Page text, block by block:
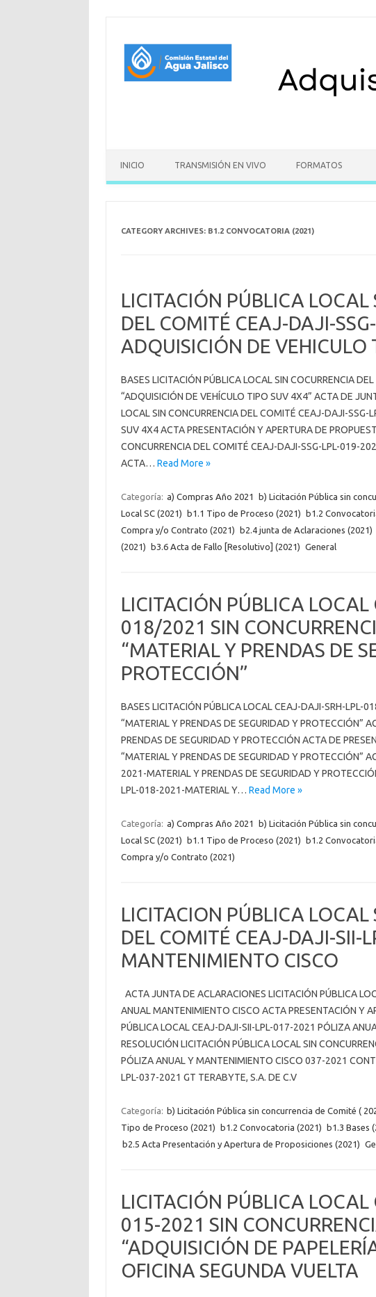
INICIO TRANSMISIÓN EN VIVO FORMATOS
CATEGORY ARCHIVES: B1.2 CONVOCATORIA (2021)
LICITACIÓN PÚBLICA LOCAL
DEL COMITÉ CEAJ-DAJI-
ADQUISICIÓN DE VEHICULO
BASES LICITACIÓN PÚBLICA LOCAL SIN COCURRENCIA
“ADQUISICIÓN DE VEHÍCULO TIPO SUV 4X4” ACTA DE
LOCAL SIN CONCURRENCIA DEL COMITÉ CEAJ-DAJI-
SUV 4X4 ACTA PRESENTACIÓN Y APERTURA DE
CONCURRENCIA DEL COMITÉ CEAJ-DAJI-SSG-LPL-019-
ACTA… Read More »
Categoría: a) Compras Año 2021 b) Licitación Pública sin
Local SC (2021) b1.1 Tipo de Proceso (2021) b1.2
Compra y/o Contrato (2021) b2.4 junta de Aclaraciones (2021)
(2021) b3.6 Acta de Fallo [Resolutivo] (2021) General
LICITACIÓN PÚBLICA
018/2021 SIN
“MATERIAL Y PRENDAS DE
PROTECCIÓN”
BASES LICITACIÓN PÚBLICA LOCAL CEAJ-DAJI-SRH-LPL-
“MATERIAL Y PRENDAS DE SEGURIDAD Y PROTECCIÓN”
PRENDAS DE SEGURIDAD Y PROTECCIÓN ACTA DE
“MATERIAL Y PRENDAS DE SEGURIDAD Y PROTECCIÓN”
2021-MATERIAL Y PRENDAS DE SEGURIDAD Y
LPL-018-2021-MATERIAL Y… Read More »
Categoría: a) Compras Año 2021 b) Licitación Pública sin
Local SC (2021) b1.1 Tipo de Proceso (2021) b1.2
Compra y/o Contrato (2021)
LICITACION PÚBLICA LOCAL
DEL COMITÉ CEAJ-DAJI-SII-
MANTENIMIENTO CISCO
ACTA JUNTA DE ACLARACIONES LICITACIÓN PÚBLICA
ANUAL MANTENIMIENTO CISCO ACTA PRESENTACIÓN Y
PÚBLICA LOCAL CEAJ-DAJI-SII-LPL-017-2021 PÓLIZA
RESOLUCIÓN LICITACIÓN PÚBLICA LOCAL SIN
PÓLIZA ANUAL Y MANTENIMIENTO CISCO 037-2021
LPL-037-2021 GT TERABYTE, S.A. DE C.V
Categoría: b) Licitación Pública sin concurrencia de Comité (
Tipo de Proceso (2021) b1.2 Convocatoria (2021) b1.3 Bases
b2.5 Acta Presentación y Apertura de Proposiciones (2021)
LICITACIÓN PÚBLICA LOCAL
015-2021 SIN
“ADQUISICIÓN DE
OFICINA SEGUNDA VUELTA